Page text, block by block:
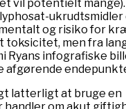
vil potentielt
og risiko for
toksicitet, men fra
Ryans infografiske
afgørende
latterligt at bruge en